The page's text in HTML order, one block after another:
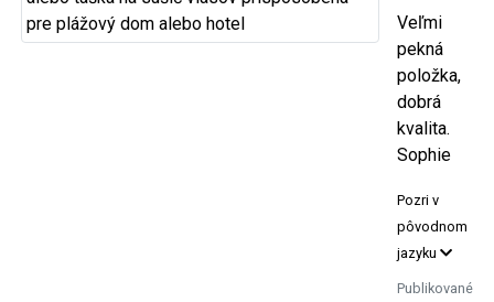
Veľmi
pekná
položka,
dobrá
kvalita.
Sophie
Pozri v
pôvodnom
jazyku
Publikované